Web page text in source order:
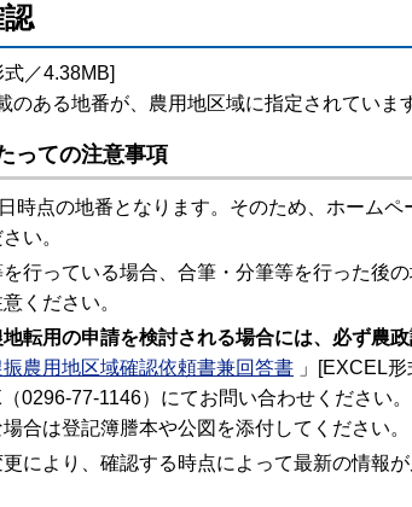
式／4.38MB]
ある地番が、農用地区域に指定されていま
っての注意事項
時点の地番となります。そのため、ホーム
い。
行っている場合、合筆・分筆等を行った後
ください。
転用の申請を検討される場合には、必ず農
振農用地区域確認依頼書兼回答書 」[EXCEL
0296-77-1146）にてお問い合わせください
合は登記簿謄本や公図を添付してください。
により、確認する時点によって最新の情報